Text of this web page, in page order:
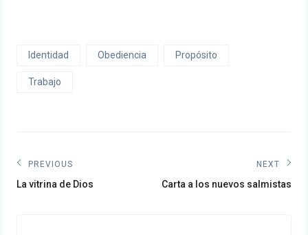
Identidad Obediencia Propósito
Trabajo
Navegación
de
PREVIOUS
Previous
La vitrina de Dios
NEXT
Next
Carta a los nuevos salmistas